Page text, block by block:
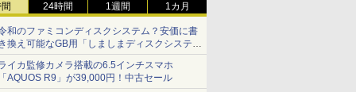
24時間 1週間 1カ月
和のファミコンディスクシステム？安価に書
換え可能なGB用「しましまディスクシステ
」
イカ監修カメラ搭載の6.5インチスマホ
AQUOS R9」が39,000円！中古セール